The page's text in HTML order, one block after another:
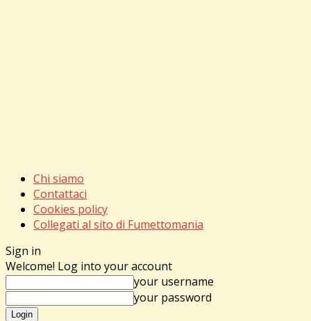
Chi siamo
Contattaci
Cookies policy
Collegati al sito di Fumettomania
Sign in
Welcome! Log into your account
your username
your password